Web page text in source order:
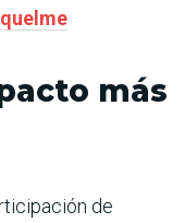
más
de